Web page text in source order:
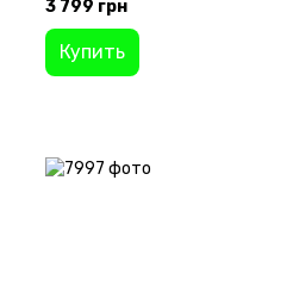
3 799 грн
Купить